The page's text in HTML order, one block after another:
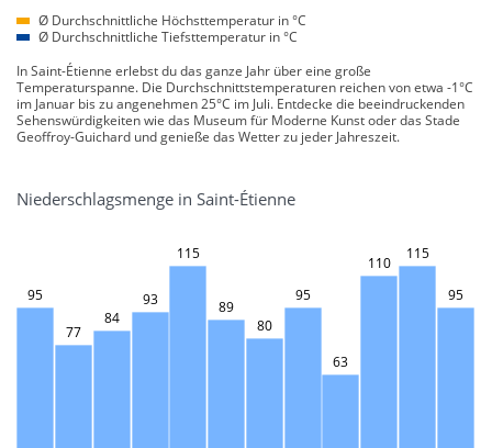
Ø Durchschnittliche Höchsttemperatur in °C
Ø Durchschnittliche Tiefsttemperatur in °C
In Saint-Étienne erlebst du das ganze Jahr über eine große
Temperaturspanne. Die Durchschnittstemperaturen reichen von etwa -1°C
im Januar bis zu angenehmen 25°C im Juli. Entdecke die beeindruckenden
Sehenswürdigkeiten wie das Museum für Moderne Kunst oder das Stade
Geoffroy-Guichard und genieße das Wetter zu jeder Jahreszeit.
Niederschlagsmenge in Saint-Étienne
95
77
84
93
115
89
80
95
63
110
115
95